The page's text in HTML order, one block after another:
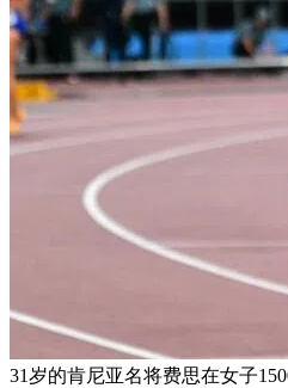
31岁的肯尼亚名将费思在女子